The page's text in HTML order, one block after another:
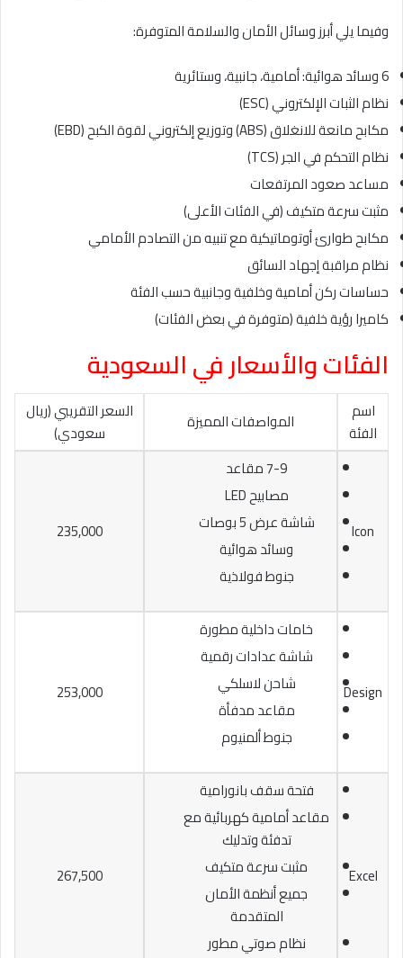
وفيما يلي أبرز وسائل الأمان والسلامة المتوفرة:
6 وسائد هوائية: أمامية، جانبية، وستائرية
نظام الثبات الإلكتروني (ESC)
مكابح مانعة للانغلاق (ABS) وتوزيع إلكتروني لقوة الكبح (EBD)
نظام التحكم في الجر (TCS)
مساعد صعود المرتفعات
مثبت سرعة متكيف (في الفئات الأعلى)
مكابح طوارئ أوتوماتيكية مع تنبيه من التصادم الأمامي
نظام مراقبة إجهاد السائق
حساسات ركن أمامية وخلفية وجانبية حسب الفئة
كاميرا رؤية خلفية (متوفرة في بعض الفئات)
الفئات والأسعار في السعودية
اسم
الفئة
المواصفات المميزة
السعر التقريبي (ريال
سعودي)
Icon
7-9 مقاعد
مصابيح LED
شاشة عرض 5 بوصات
وسائد هوائية
جنوط فولاذية
235,000
Design
خامات داخلية مطورة
شاشة عدادات رقمية
شاحن لاسلكي
مقاعد مدفأة
جنوط ألمنيوم
253,000
Excel
فتحة سقف بانورامية
مقاعد أمامية كهربائية مع
تدفئة وتدليك
مثبت سرعة متكيف
جميع أنظمة الأمان
المتقدمة
نظام صوتي مطور
267,500